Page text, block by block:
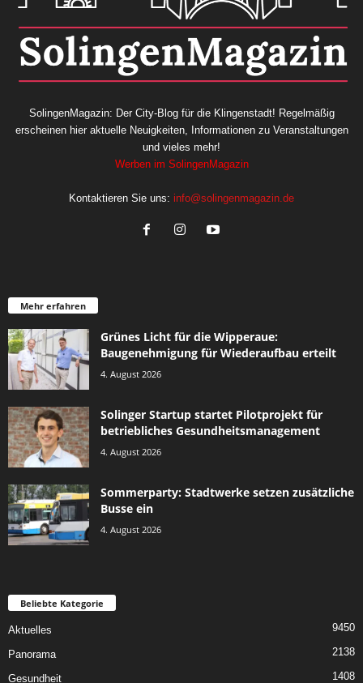
SolingenMagazin: Der City-Blog für die Klingenstadt! Regelmäßig
erscheinen hier aktuelle Neuigkeiten, Informationen zu Veranstaltungen
und vieles mehr!
Werben im SolingenMagazin
Kontaktieren Sie uns: info@solingenmagazin.de
Mehr erfahren
Grünes Licht für die Wipperaue:
Baugenehmigung für Wiederaufbau erteilt
4. August 2026
Solinger Startup startet Pilotprojekt für
betriebliches Gesundheitsmanagement
4. August 2026
Sommerparty: Stadtwerke setzen zusätzliche
Busse ein
4. August 2026
Beliebte Kategorie
Aktuelles 9450
Panorama 2138
Gesundheit 1408